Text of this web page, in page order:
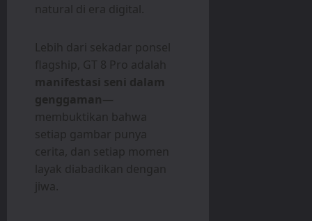
natural di era digital.
Lebih dari sekadar ponsel
flagship, GT 8 Pro adalah
manifestasi seni dalam
genggaman—
membuktikan bahwa
setiap gambar punya
cerita, dan setiap momen
layak diabadikan dengan
jiwa.